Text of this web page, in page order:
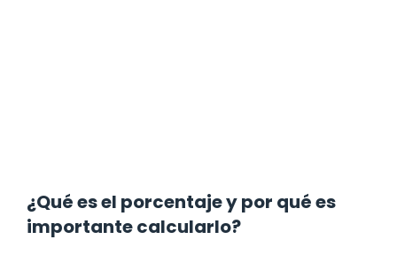
¿Qué es el porcentaje y por qué es
importante calcularlo?